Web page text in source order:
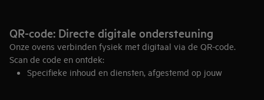
QR-code: Directe digitale ondersteuning
Onze ovens verbinden fysiek met digitaal via de QR-code.
Scan de code en ontdek:
Specifieke inhoud en diensten, afgestemd op jouw